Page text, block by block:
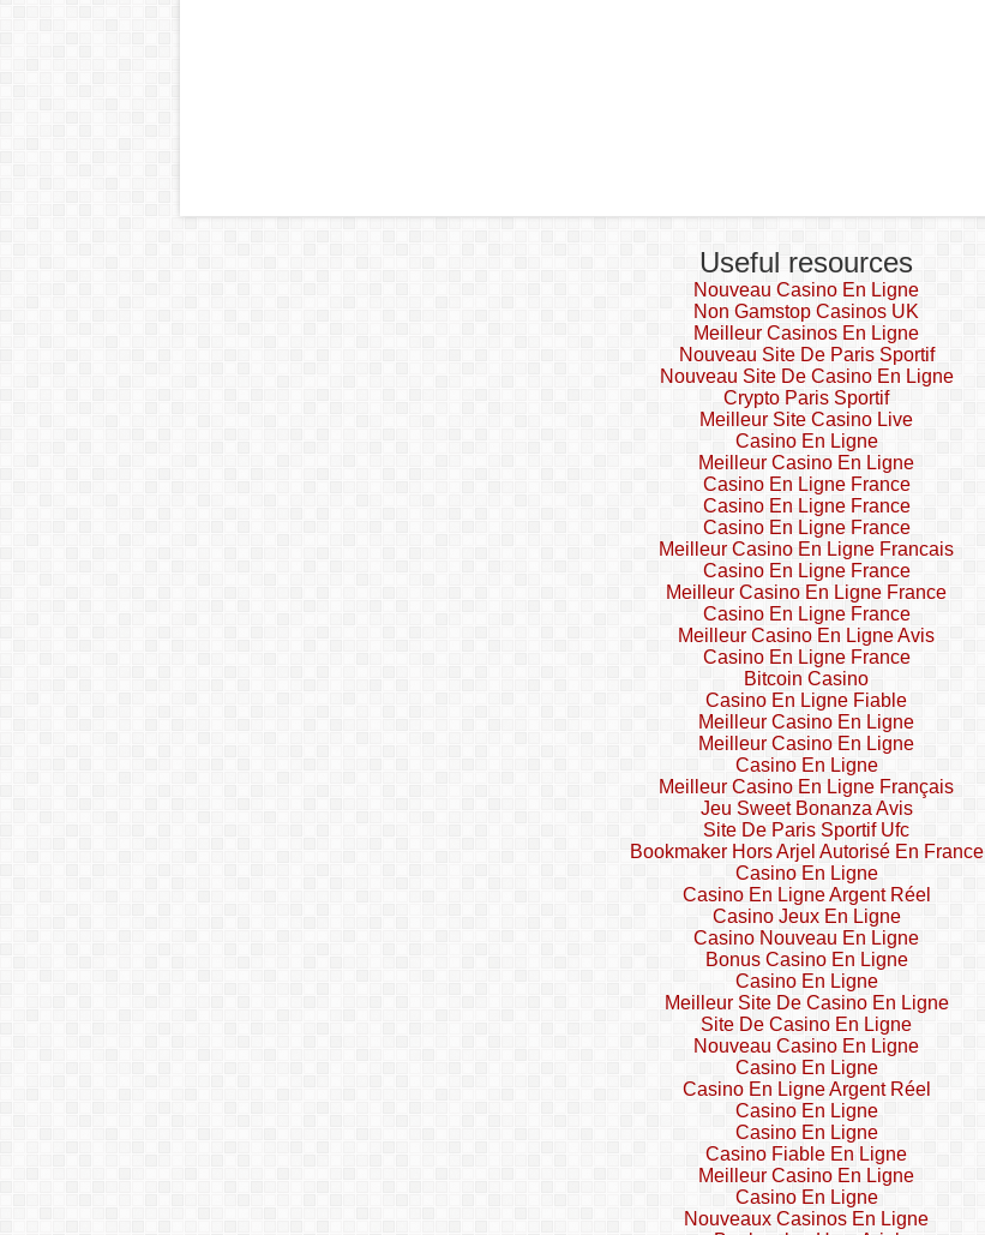
Useful resources
Nouveau Casino En Ligne
Non Gamstop Casinos UK
Meilleur Casinos En Ligne
Nouveau Site De Paris Sportif
Nouveau Site De Casino En Ligne
Crypto Paris Sportif
Meilleur Site Casino Live
Casino En Ligne
Meilleur Casino En Ligne
Casino En Ligne France
Casino En Ligne France
Casino En Ligne France
Meilleur Casino En Ligne Francais
Casino En Ligne France
Meilleur Casino En Ligne France
Casino En Ligne France
Meilleur Casino En Ligne Avis
Casino En Ligne France
Bitcoin Casino
Casino En Ligne Fiable
Meilleur Casino En Ligne
Meilleur Casino En Ligne
Casino En Ligne
Meilleur Casino En Ligne Français
Jeu Sweet Bonanza Avis
Site De Paris Sportif Ufc
Bookmaker Hors Arjel Autorisé En France
Casino En Ligne
Casino En Ligne Argent Réel
Casino Jeux En Ligne
Casino Nouveau En Ligne
Bonus Casino En Ligne
Casino En Ligne
Meilleur Site De Casino En Ligne
Site De Casino En Ligne
Nouveau Casino En Ligne
Casino En Ligne
Casino En Ligne Argent Réel
Casino En Ligne
Casino En Ligne
Casino Fiable En Ligne
Meilleur Casino En Ligne
Casino En Ligne
Nouveaux Casinos En Ligne